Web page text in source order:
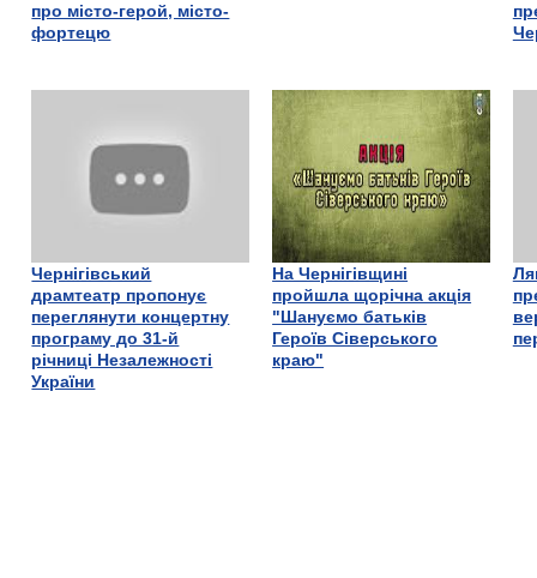
про місто-герой, місто-
фортецю
Чернігівський
драмтеатр пропонує
переглянути концертну
програму до 31-й
річниці Незалежності
України
На Чернігівщині
пройшла щорічна акція
"Шануємо батьків
Героїв Сіверського
краю"